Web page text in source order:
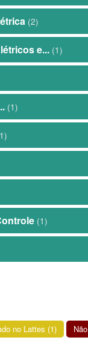
(2)
e... (1)
(1)
(1)
no Lattes (1)